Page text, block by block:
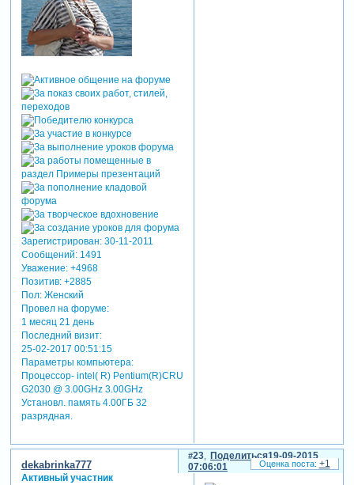
Зарегистрирован: 30-11-2011
Сообщений:1491
Уважение: +4968
Позитив: +2885
Пол:Женский
Провел на форуме:
1 месяц 21 день
Последний визит:
25-02-2017 00:51:15
Параметры компьютера:
Процессор- intel( R) Pentium(R)CRU
G2030 @ 3.00GHz 3.00GHz
Установл. память 4.00ГБ 32
разрядная.
Поделиться
23
19-09-2015
07:06:01
dekabrinka777
Активный участник
+1